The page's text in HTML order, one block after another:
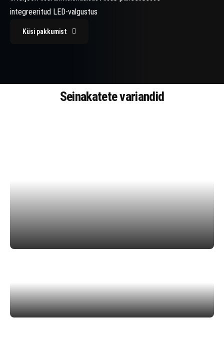
integreeritud LED-valgustus
Küsi pakkumist
Seinakatete variandid